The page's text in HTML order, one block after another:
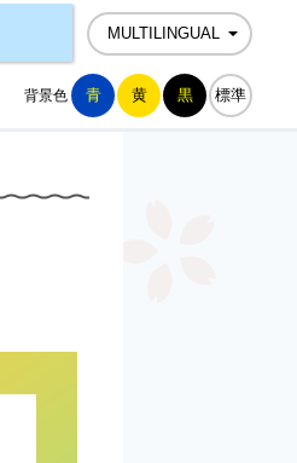
MULTILINGUAL
背景色 青 黄 黒 標準